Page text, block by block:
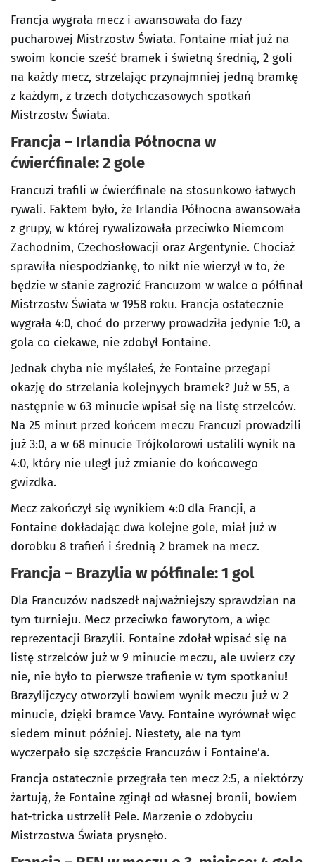
Francja wygrała mecz i awansowała do fazy
pucharowej Mistrzostw Świata. Fontaine miał już na
swoim koncie sześć bramek i świetną średnią, 2 goli
na każdy mecz, strzelając przynajmniej jedną bramkę
z każdym, z trzech dotychczasowych spotkań
Mistrzostw Świata.
Francja – Irlandia Północna w
ćwierćfinale: 2 gole
Francuzi trafili w ćwierćfinale na stosunkowo łatwych
rywali. Faktem było, że Irlandia Północna awansowała
z grupy, w której rywalizowała przeciwko Niemcom
Zachodnim, Czechosłowacji oraz Argentynie. Chociaż
sprawiła niespodziankę, to nikt nie wierzył w to, że
będzie w stanie zagrozić Francuzom w walce o półfinał
Mistrzostw Świata w 1958 roku. Francja ostatecznie
wygrała 4:0, choć do przerwy prowadziła jedynie 1:0, a
gola co ciekawe, nie zdobył Fontaine.
Jednak chyba nie myślałeś, że Fontaine przegapi
okazję do strzelania kolejnyych bramek? Już w 55, a
następnie w 63 minucie wpisał się na listę strzelców.
Na 25 minut przed końcem meczu Francuzi prowadzili
już 3:0, a w 68 minucie Trójkolorowi ustalili wynik na
4:0, który nie uległ już zmianie do końcowego
gwizdka.
Mecz zakończył się wynikiem 4:0 dla Francji, a
Fontaine dokładając dwa kolejne gole, miał już w
dorobku 8 trafień i średnią 2 bramek na mecz.
Francja – Brazylia w półfinale: 1 gol
Dla Francuzów nadszedł najważniejszy sprawdzian na
tym turnieju. Mecz przeciwko faworytom, a więc
reprezentacji Brazylii. Fontaine zdołał wpisać się na
listę strzelców już w 9 minucie meczu, ale uwierz czy
nie, nie było to pierwsze trafienie w tym spotkaniu!
Brazylijczycy otworzyli bowiem wynik meczu już w 2
minucie, dzięki bramce Vavy. Fontaine wyrównał więc
siedem minut później. Niestety, ale na tym
wyczerpało się szczęście Francuzów i Fontaine’a.
Francja ostatecznie przegrała ten mecz 2:5, a niektórzy
żartują, że Fontaine zginął od własnej bronii, bowiem
hat-tricka ustrzelił Pele. Marzenie o zdobyciu
Mistrzostwa Świata prysnęło.